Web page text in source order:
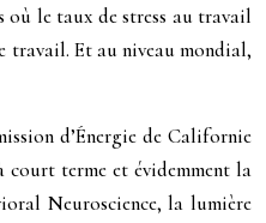
où le taux de stress au travail
travail. Et au niveau mondial,
d’Énergie de Californie
court terme et évidemment la
Neuroscience, la lumière